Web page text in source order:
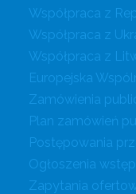
Współpraca z
Współpraca z
Współpraca z
Europejska
Zamówienia
Plan zamówień
Postępowania
Ogłoszenia
Zapytania